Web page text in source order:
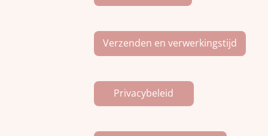
Verzenden en verwerkingstijd
Privacybeleid